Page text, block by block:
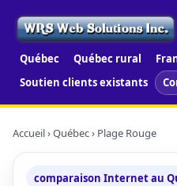
Québec Québec rural
Soutien clients existants
Accueil›Québec› Plage Rouge
comparaison Internet au